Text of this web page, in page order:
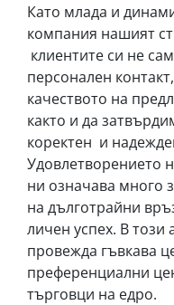
Като млада и
компания нашият
клиентите си не
персонален
качеството на
както и да
коректен и
Удовлетворението
ни означава много
на дълготрайни
личен успех. В
провежда гъвкава
преференциални
търговци на едро.